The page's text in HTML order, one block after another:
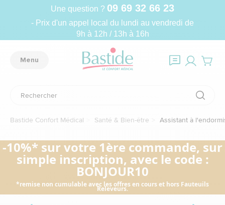
Une question ? 09 69 32 66 23
- Prix d'un appel local du lundi au vendredi de
9h à 12h / 13h à 16h
Menu
Bastide Confort Médical Santé & Bien-être Assistant à
-10%* sur votre 1ère commande, sur
simple inscription, avec le code :
BONJOUR10
*remise non cumulable avec les offres en cours et hors Fauteuils
Releveurs.